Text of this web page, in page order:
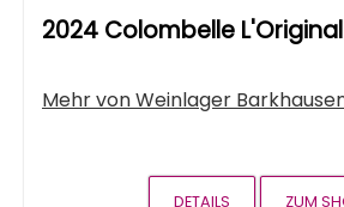
2024 Colombelle
Mehr vonWeinlager
DETAILS ZUM